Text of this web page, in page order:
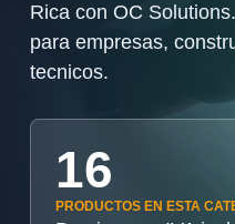
Rica con OC
para empresas,
tecnicos.
16
PRODUCTOS EN ESTA